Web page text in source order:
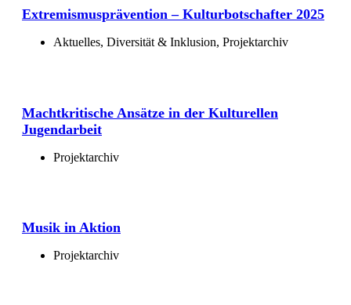
Extremismusprävention – Kulturbotschafter 2025
Aktuelles, Diversität & Inklusion, Projektarchiv
Machtkritische Ansätze in der Kulturellen
Jugendarbeit
Projektarchiv
Musik in Aktion
Projektarchiv